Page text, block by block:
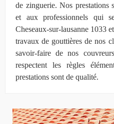
de zinguerie. Nos prestations
et aux professionnels qui
Cheseaux-sur-lausanne 1033
travaux de gouttières de nos
savoir-faire de nos
respectent les règles
prestations sont de qualité.